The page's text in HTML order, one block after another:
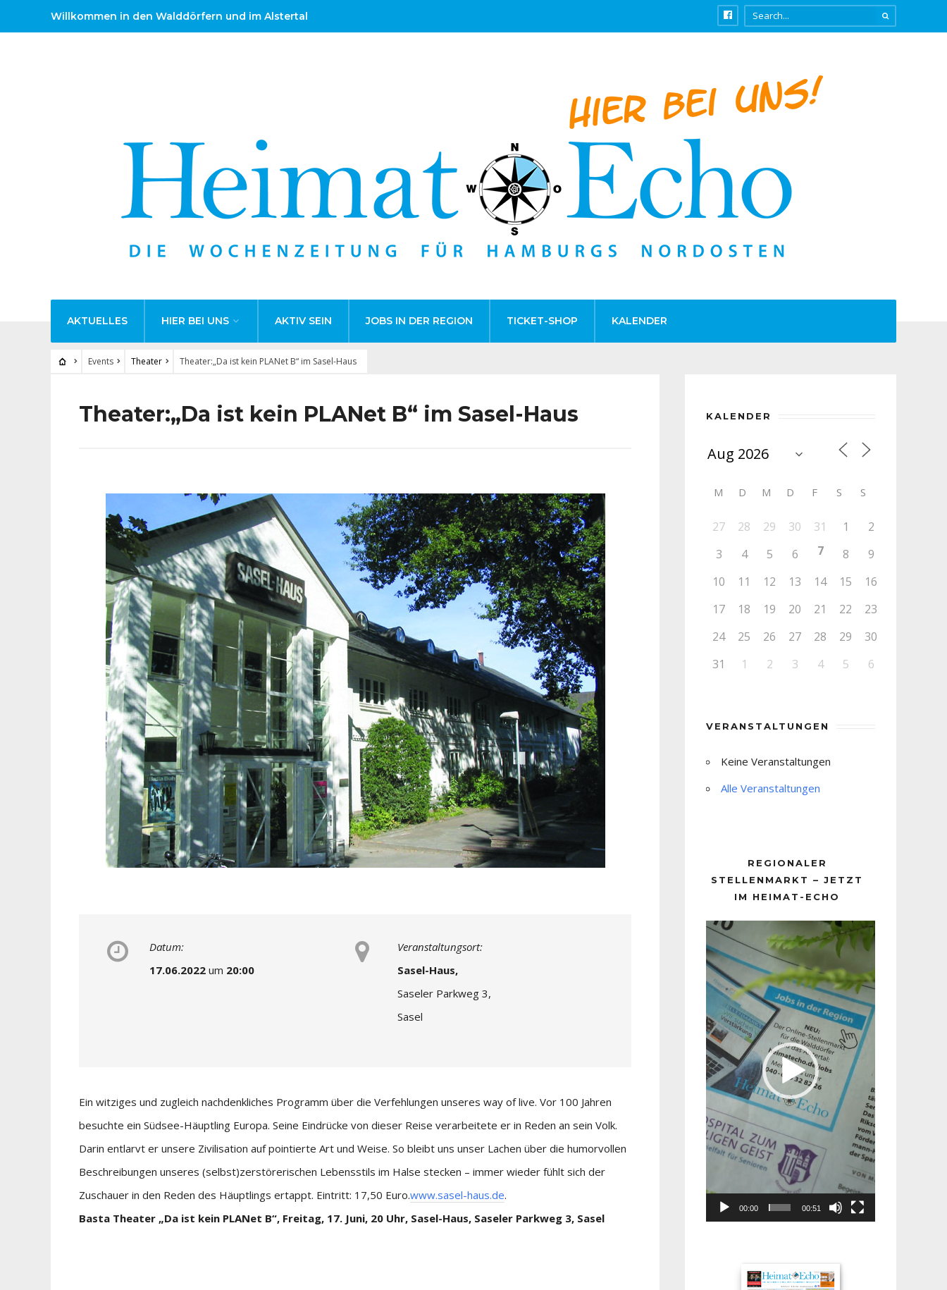
Willkommen in den Walddörfern und im Alstertal
AKTUELLES HIER BEI UNS AKTIV SEIN JOBS IN DER REGION TICKET-SHOP KALENDER
Events Theater Theater:„Da ist kein PLANet B“ im Sasel-Haus
Theater:„Da ist kein PLANet B“ im Sasel-Haus
Datum:
17.06.2022 um 20:00
Veranstaltungsort:
Sasel-Haus,
Saseler Parkweg 3,
Sasel
Ein witziges und zugleich nachdenkliches Programm über die Verfehlungen unseres way of live. Vor 100 Jahren
besuchte ein Südsee-Häuptling Europa. Seine Eindrücke von dieser Reise verarbeitete er in Reden an sein Volk.
Darin entlarvt er unsere Zivilisation auf pointierte Art und Weise. So bleibt uns unser Lachen über die humorvollen
Beschreibungen unseres (selbst)zerstörerischen Lebensstils im Halse stecken – immer wieder fühlt sich der
Zuschauer in den Reden des Häuptlings ertappt. Eintritt: 17,50 Euro.www.sasel-haus.de.
Basta Theater „Da ist kein PLANet B“, Freitag, 17. Juni, 20 Uhr, Sasel-Haus, Saseler Parkweg 3, Sasel
KALENDER
M D M D F S S
27 28 29 30 31 1
2
3
4 5 6 7 8
9
10
11 12 13 14 15
16
17
18 19 20 21 22
23
24
25 26 27 28 29
30
31
1 2 3 4 5 6
VERANSTALTUNGEN
Keine Veranstaltungen
Alle Veranstaltungen
REGIONALER
STELLENMARKT – JETZT
IM HEIMAT-ECHO
Player
00:00 00:51